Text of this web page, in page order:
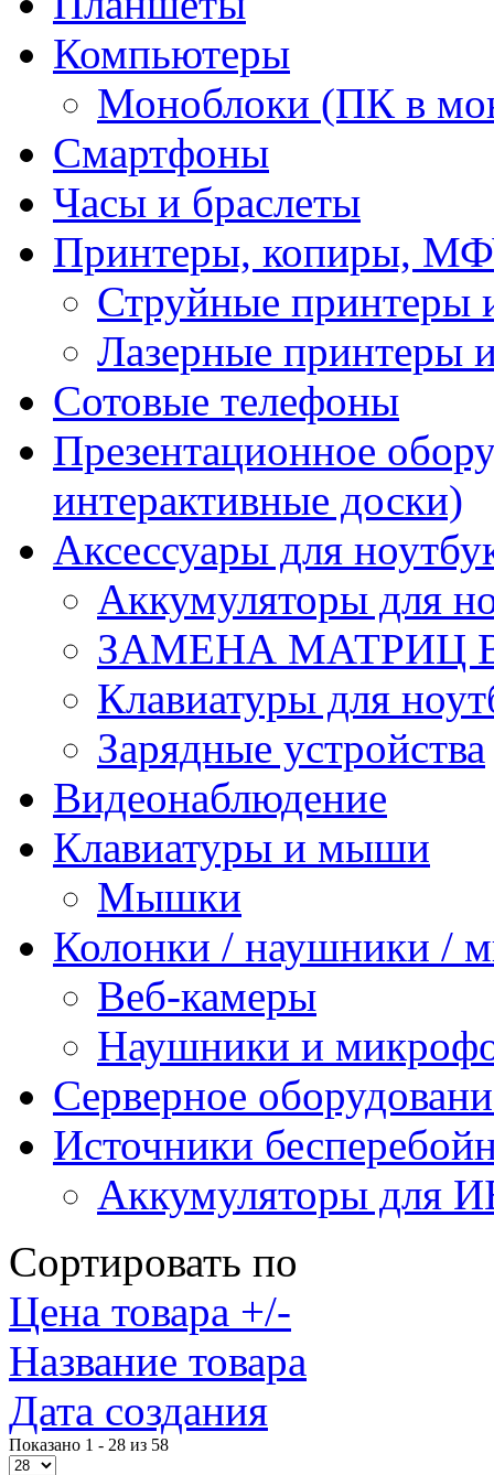
Компьютеры
Моноблоки (ПК в
Смартфоны
Часы и браслеты
Принтеры, копиры,
Струйные
Лазерные
Сотовые телефоны
Презентационное
интерактивные доски)
Аксессуары для
Аккумуляторы для
ЗАМЕНА МАТРИЦ
Клавиатуры для
Зарядные устройства
Видеонаблюдение
Клавиатуры и мыши
Мышки
Колонки / наушники /
Веб-камеры
Наушники и
Серверное
Источники
Аккумуляторы для
Сортировать по
Цена товара +/-
Название товара
Дата создания
Показано 1 - 28 из 58